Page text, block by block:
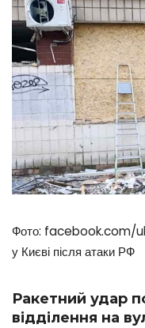
Фото: facebook.com/
у Києві після атаки РФ
Ракетний удар
відділення на